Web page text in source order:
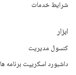
شرایط خدمات
ابزار
کنسول مدیریت
داشبورد اسکریپت برنامه ها